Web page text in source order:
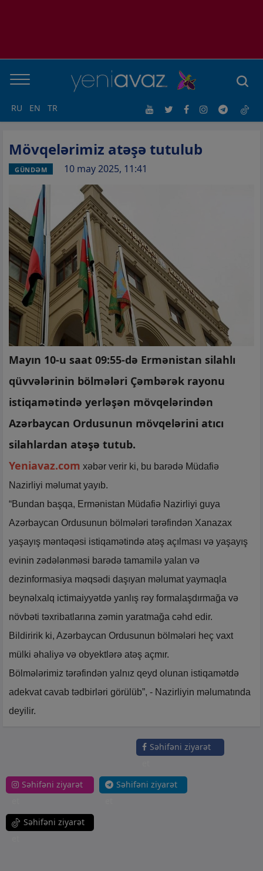
RU EN TR
Mövqelərimiz atəşə tutulub
GÜNDƏM 10 may 2025, 11:41
Mayın 10-u saat 09:55-də Ermənistan silahlı
qüvvələrinin bölmələri Çəmbərək rayonu
istiqamətində yerləşən mövqelərindən
Azərbaycan Ordusunun mövqelərini atıcı
silahlardan atəşə tutub.
Yeniavaz.com xəbər verir ki, bu barədə Müdafiə
Nazirliyi məlumat yayıb.
“Bundan başqa, Ermənistan Müdafiə Nazirliyi guya
Azərbaycan Ordusunun bölmələri tərəfindən Xanazax
yaşayış məntəqəsi istiqamətində atəş açılması və yaşayış
evinin zədələnməsi barədə tamamilə yalan və
dezinformasiya məqsədi daşıyan məlumat yaymaqla
beynəlxalq ictimaiyyətdə yanlış rəy formalaşdırmağa və
növbəti təxribatlarına zəmin yaratmağa cəhd edir.
Bildiririk ki, Azərbaycan Ordusunun bölmələri heç vaxt
mülki əhaliyə və obyektlərə atəş açmır.
Bölmələrimiz tərəfindən yalnız qeyd olunan istiqamətdə
adekvat cavab tədbirləri görülüb”, - Nazirliyin məlumatında
deyilir.
Səhifəni ziyarət
Səhifəni ziyarət
Səhifəni ziyarət
Səhifəni ziyarət